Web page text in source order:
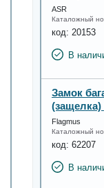
ASR
Каталожный
код: 20153
В
Замок
(защелка)
Flagmus
Каталожный
код: 62207
В